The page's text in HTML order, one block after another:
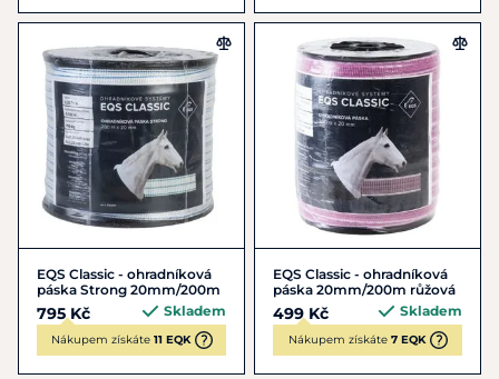
EQS Classic - ohradníková
páska Strong 20mm/200m
795 Kč Skladem
Nákupem získáte 11 EQK
EQS Classic - ohradníková
páska 20mm/200m růžová
499 Kč Skladem
Nákupem získáte 7 EQK